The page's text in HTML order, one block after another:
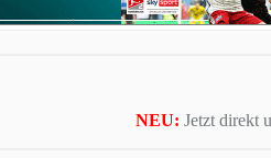
NEU: Jetzt direkt